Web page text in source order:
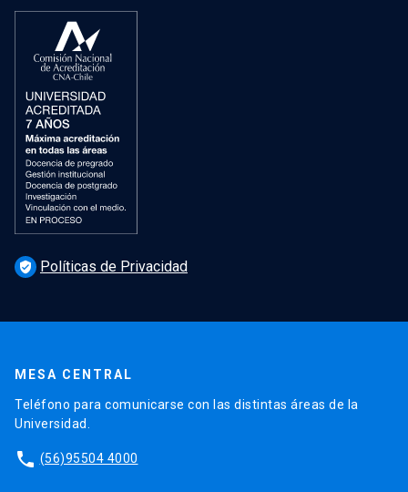
verified_user Políticas de Privacidad
MESA CENTRAL
Teléfono para comunicarse con las distintas áreas de la
Universidad.
phone (56)95504 4000